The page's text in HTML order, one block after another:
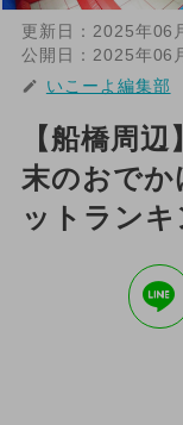
更新日： 2025年06
公開日： 2025年06
いこーよ編集部
【船橋周
末のおでか
ットラン